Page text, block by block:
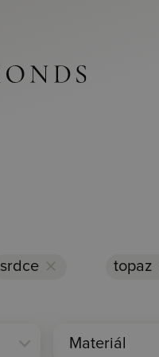
srdce clear topaz
expand_more Materiál